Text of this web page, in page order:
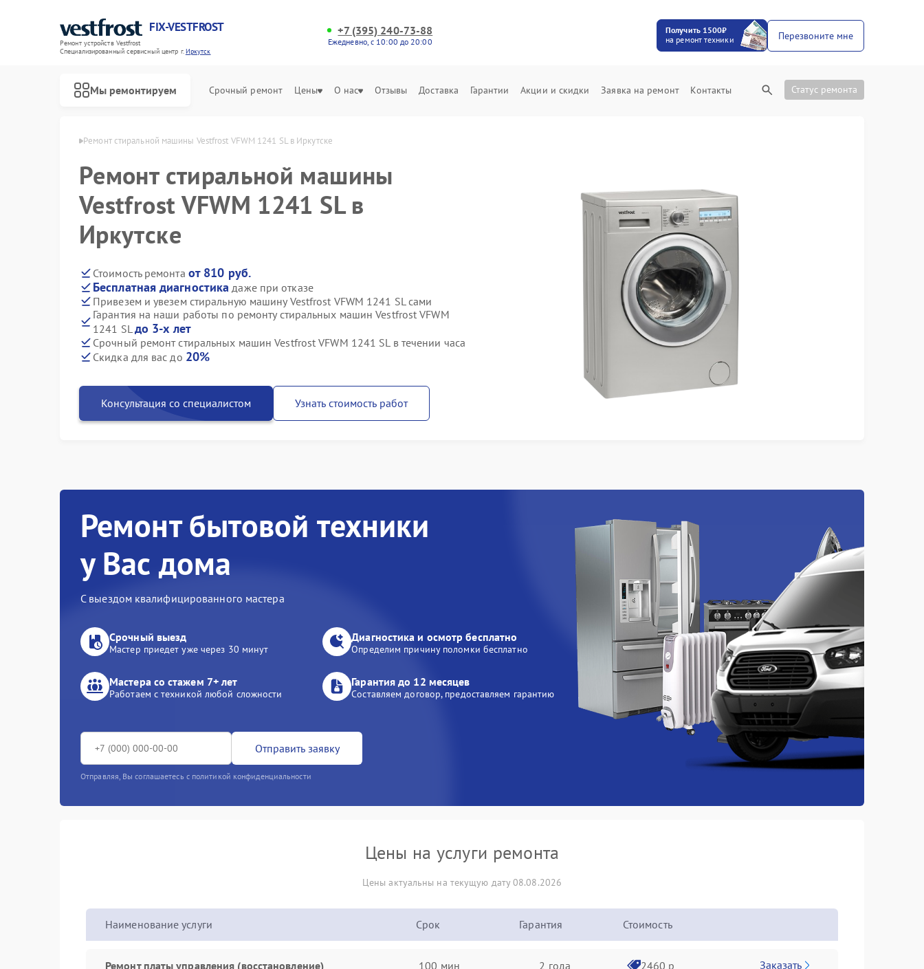
FIX-VESTFROST
Ремонт устройств Vestfrost
Специализированный cервисный центр г.Иркутск
+7 (395) 240-73-88
Ежедневно, с 10:00 до 20:00
Получить 1500₽
на ремонт техники
Перезвоните мне
Мы ремонтируем Срочный ремонт Цены О нас Отзывы Доставка Гарантии Акции и скидки Заявка на ремонт Контакты Статус ремонта
в Иркутске Ремонт стиральной машины Vestfrost VFWM 1241 SL в Иркутске
Ремонт стиральной машины
Vestfrost VFWM 1241 SL в
Иркутске
Стоимость ремонта от 810 руб.
Бесплатная диагностика даже при отказе
Привезем и увезем стиральную машину Vestfrost VFWM 1241 SL сами
Гарантия на наши работы по ремонту стиральных машин Vestfrost VFWM
1241 SLдо 3-х лет
Срочный ремонт стиральных машин Vestfrost VFWM 1241 SL в течении часа
Скидка для вас до 20%
Консультация со специалистом Узнать стоимость работ
Ремонт бытовой техники
у Вас дома
С выездом квалифицированного мастера
Срочный выезд
Мастер приедет уже через 30 минут
Диагностика и осмотр бесплатно
Определим причину поломки бесплатно
Мастера со стажем 7+ лет
Работаем с техникой любой сложности
Гарантия до 12 месяцев
Составляем договор, предоставляем гарантию
Отправить заявку
Отправляя, Вы соглашаетесь с политикой конфиденциальности
Цены на услуги ремонта
Цены актуальны на текущую дату 08.08.2026
Наименование услуги Срок Гарантия Стоимость
Ремонт платы управления (восстановление) 100 мин 2 года 2460 р Заказать